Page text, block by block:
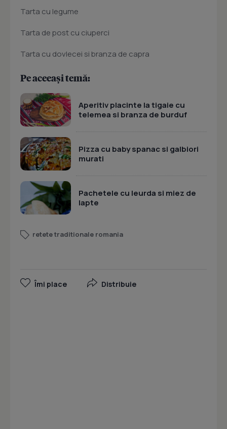
Tarta cu legume
Tarta de post cu ciuperci
Tarta cu dovlecei si branza de capra
Pe aceeași temă:
Aperitiv placinte la tigaie cu
telemea si branza de burduf
Pizza cu baby spanac si galbiori
murati
Pachetele cu leurda si miez de
lapte
retete traditionale romania
Îmi place Distribuie